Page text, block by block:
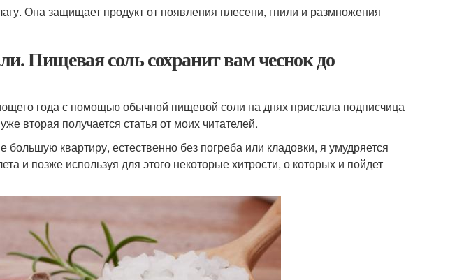
Она защищает продукт от появления плесени, гнили и размножения
Пищевая соль сохранит вам чеснок до
года с помощью обычной пищевой соли на днях прислала подписчица
вторая получается статья от моих читателей.
квартиру, естественно без погреба или кладовки, я умудряется
и позже используя для этого некоторые хитрости, о которых и пойдет